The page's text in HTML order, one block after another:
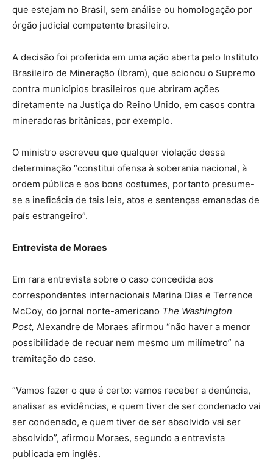
que estejam no Brasil, sem análise ou homologação por
órgão judicial competente brasileiro.
A decisão foi proferida em uma ação aberta pelo Instituto
Brasileiro de Mineração (Ibram), que acionou o Supremo
contra municípios brasileiros que abriram ações
diretamente na Justiça do Reino Unido, em casos contra
mineradoras britânicas, por exemplo.
O ministro escreveu que qualquer violação dessa
determinação “constitui ofensa à soberania nacional, à
ordem pública e aos bons costumes, portanto presume-
se a ineficácia de tais leis, atos e sentenças emanadas de
país estrangeiro”.
Entrevista de Moraes
Em rara entrevista sobre o caso concedida aos
correspondentes internacionais Marina Dias e Terrence
McCoy, do jornal norte-americano The Washington
Post, Alexandre de Moraes afirmou “não haver a menor
possibilidade de recuar nem mesmo um milímetro” na
tramitação do caso.
“Vamos fazer o que é certo: vamos receber a denúncia,
analisar as evidências, e quem tiver de ser condenado vai
ser condenado, e quem tiver de ser absolvido vai ser
absolvido”, afirmou Moraes, segundo a entrevista
publicada em inglês.